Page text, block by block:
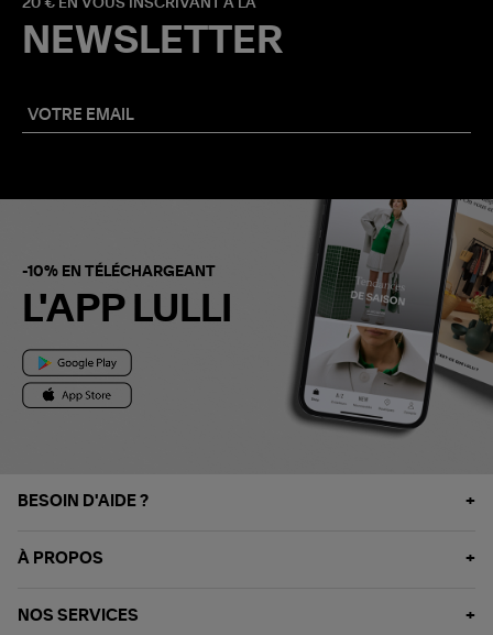
20 € EN VOUS INSCRIVANT À LA
NEWSLETTER
-10% EN TÉLÉCHARGEANT
L'APP LULLI
BESOIN D'AIDE ?
À PROPOS
NOS SERVICES